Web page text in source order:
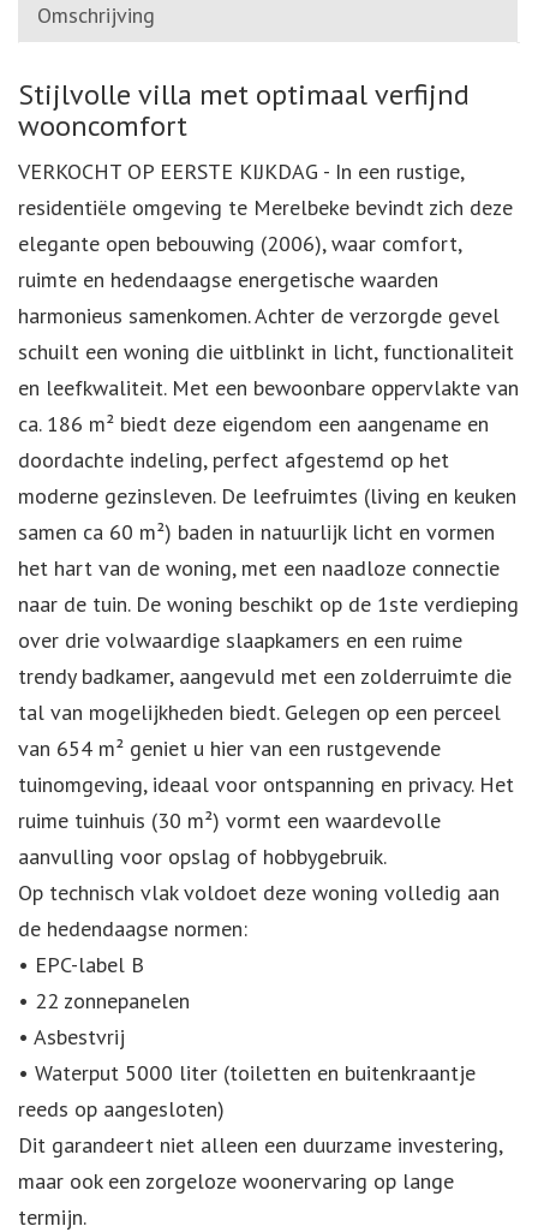
Omschrijving
Omschrijving
Stijlvolle villa met optimaal verfijnd
wooncomfort
VERKOCHT OP EERSTE KIJKDAG - In een rustige,
residentiële omgeving te Merelbeke bevindt zich deze
elegante open bebouwing (2006), waar comfort,
ruimte en hedendaagse energetische waarden
harmonieus samenkomen. Achter de verzorgde gevel
schuilt een woning die uitblinkt in licht, functionaliteit
en leefkwaliteit. Met een bewoonbare oppervlakte van
ca. 186 m² biedt deze eigendom een aangename en
doordachte indeling, perfect afgestemd op het
moderne gezinsleven. De leefruimtes (living en keuken
samen ca 60 m²) baden in natuurlijk licht en vormen
het hart van de woning, met een naadloze connectie
naar de tuin. De woning beschikt op de 1ste verdieping
over drie volwaardige slaapkamers en een ruime
trendy badkamer, aangevuld met een zolderruimte die
tal van mogelijkheden biedt. Gelegen op een perceel
van 654 m² geniet u hier van een rustgevende
tuinomgeving, ideaal voor ontspanning en privacy. Het
ruime tuinhuis (30 m²) vormt een waardevolle
aanvulling voor opslag of hobbygebruik.
Op technisch vlak voldoet deze woning volledig aan
de hedendaagse normen:
• EPC-label B
• 22 zonnepanelen
• Asbestvrij
• Waterput 5000 liter (toiletten en buitenkraantje
reeds op aangesloten)
Dit garandeert niet alleen een duurzame investering,
maar ook een zorgeloze woonervaring op lange
termijn.